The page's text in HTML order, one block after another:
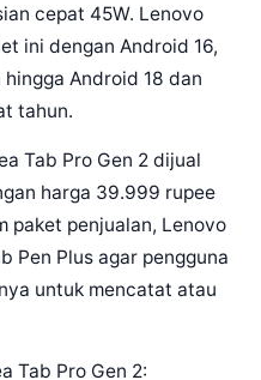
cepat 45W. Lenovo
ini dengan Android 16,
Android 18 dan
tahun.
Tab Pro Gen 2 dijual
harga 39.999 rupee
paket penjualan, Lenovo
Pen Plus agar pengguna
untuk mencatat atau
Tab Pro Gen 2: